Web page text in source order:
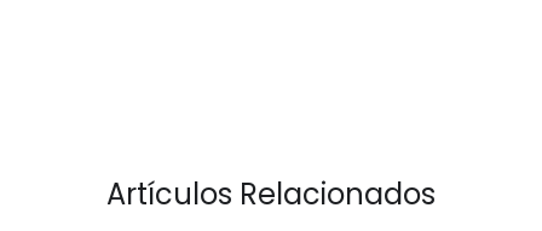
Artículos Relacionados